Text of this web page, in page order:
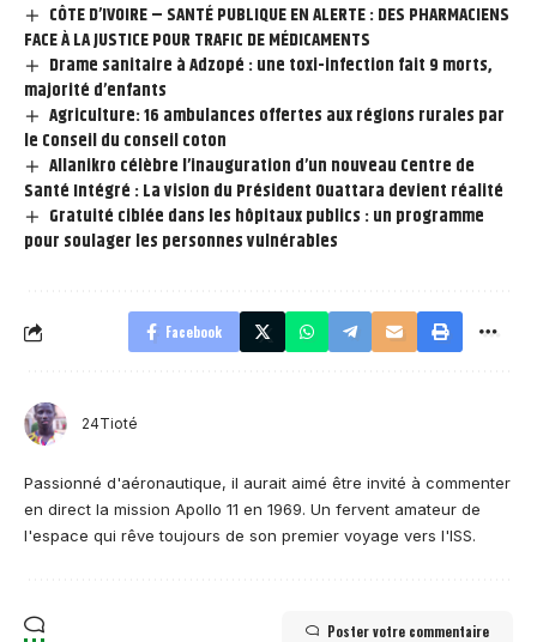
CÔTE D’IVOIRE – SANTÉ PUBLIQUE EN ALERTE : DES PHARMACIENS
FACE À LA JUSTICE POUR TRAFIC DE MÉDICAMENTS
Drame sanitaire à Adzopé : une toxi-infection fait 9 morts,
majorité d’enfants
Agriculture: 16 ambulances offertes aux régions rurales par
le Conseil du conseil coton
Allanikro célèbre l’inauguration d’un nouveau Centre de
Santé Intégré : La vision du Président Ouattara devient réalité
Gratuité ciblée dans les hôpitaux publics : un programme
pour soulager les personnes vulnérables
Facebook
24Tioté
Passionné d'aéronautique, il aurait aimé être invité à commenter
en direct la mission Apollo 11 en 1969. Un fervent amateur de
l'espace qui rêve toujours de son premier voyage vers l'ISS.
Poster votre commentaire